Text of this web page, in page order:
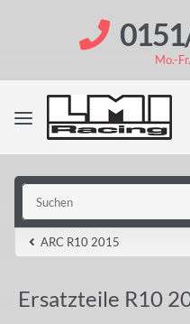
Mo.-
ARC R10 2015
Ersatzteile R10